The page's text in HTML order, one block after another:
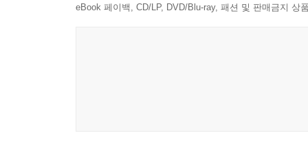
나는 기록합니다. 나는 말을 전합니다. 나는 텍스
eBook 페이백, CD/LP, DVD/Blu-ray, 패션 및 판매금지 상